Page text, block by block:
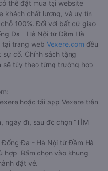
thể đặt mua tại website
khách chất lượng, và uy tín
100%. Đối với bất cứ giao
Đa - Hà Nội từ Đầm Hà -
tại trang web Vexere.com đều
cố. Chính sách tặng
sẽ tùy theo từng trường hợp
hoặc tải app Vexere trên
ngày đi, sau đó chọn “TÌM
Đa - Hà Nội từ Đầm Hà
hợp. Bấm chọn vào khung
đặt vé.